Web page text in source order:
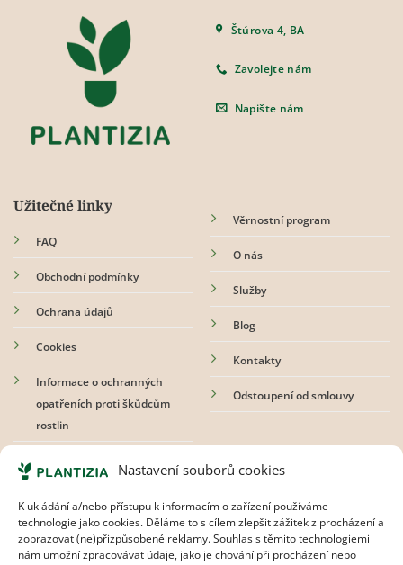
Nastavení souborů cookies
K ukládání a/nebo přístupu k informacím o zařízení používáme
technologie jako cookies. Děláme to s cílem zlepšit zážitek z procházení a
zobrazovat (ne)přizpůsobené reklamy. Souhlas s těmito technologiemi
nám umožní zpracovávat údaje, jako je chování při procházení nebo
Štúrova 4, BA
Zavolejte nám
Napište nám
Užitečné linky
FAQ
Obchodní podmínky
Ochrana údajů
Cookies
Informace o ochranných
opatřeních proti škůdcům
rostlin
Věrnostní program
O nás
Služby
Blog
Kontakty
Odstoupení od smlouvy
Přihlaste se k odběru newsletteru
Souhlasím spravidly ochrany osobních údajů.